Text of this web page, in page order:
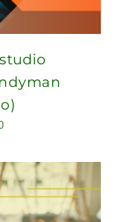
is:
$225.00.